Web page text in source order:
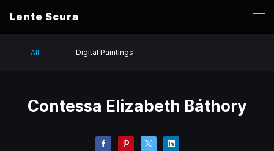
Lente Scura
All Digital Paintings
Contessa Elizabeth Báthory